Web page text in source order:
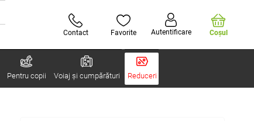
Contact Favorite Autentificare Coşul
Pentru copii Voiaj și cumpărături Reduceri